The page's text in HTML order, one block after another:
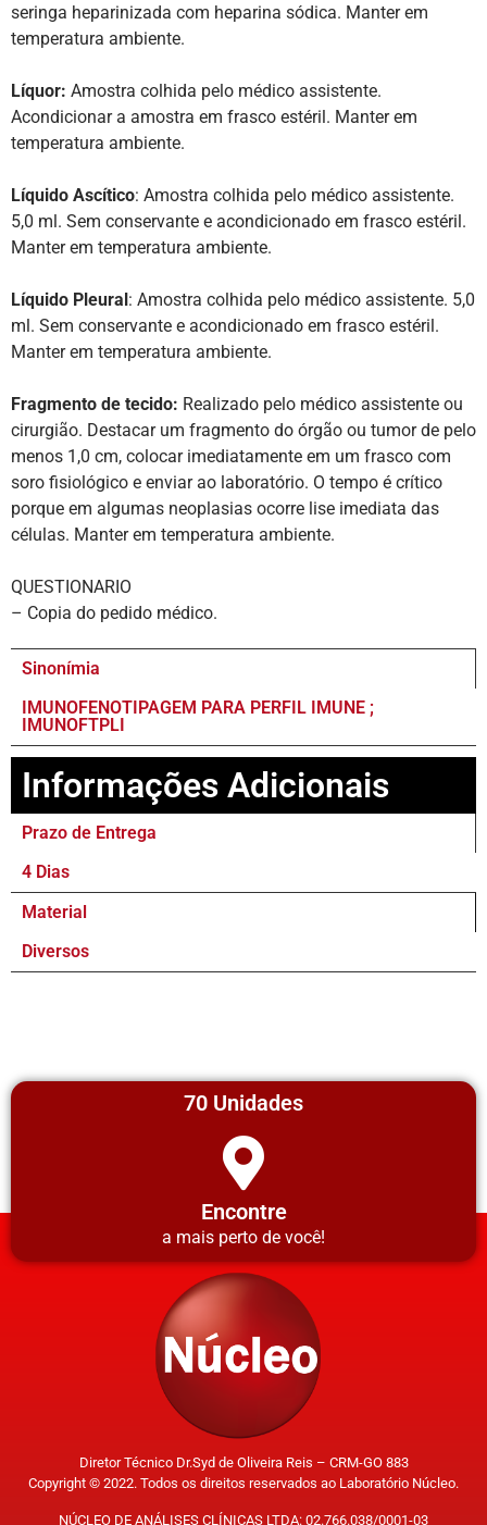
seringa heparinizada com heparina sódica. Manter em
temperatura ambiente.
Líquor: Amostra colhida pelo médico assistente.
Acondicionar a amostra em frasco estéril. Manter em
temperatura ambiente.
Líquido Ascítico: Amostra colhida pelo médico assistente.
5,0 ml. Sem conservante e acondicionado em frasco estéril.
Manter em temperatura ambiente.
Líquido Pleural: Amostra colhida pelo médico assistente. 5,0
ml. Sem conservante e acondicionado em frasco estéril.
Manter em temperatura ambiente.
Fragmento de tecido: Realizado pelo médico assistente ou
cirurgião. Destacar um fragmento do órgão ou tumor de pelo
menos 1,0 cm, colocar imediatamente em um frasco com
soro fisiológico e enviar ao laboratório. O tempo é crítico
porque em algumas neoplasias ocorre lise imediata das
células. Manter em temperatura ambiente.
QUESTIONARIO
– Copia do pedido médico.
Sinonímia
IMUNOFENOTIPAGEM PARA PERFIL IMUNE ;
IMUNOFTPLI
Informações Adicionais
Prazo de Entrega
4 Dias
Material
Diversos
70 Unidades
Encontre
a mais perto de você!
Diretor Técnico Dr.Syd de Oliveira Reis – CRM-GO 883
Copyright © 2022. Todos os direitos reservados ao Laboratório Núcleo.
NÚCLEO DE ANÁLISES CLÍNICAS LTDA: 02.766.038/0001-03